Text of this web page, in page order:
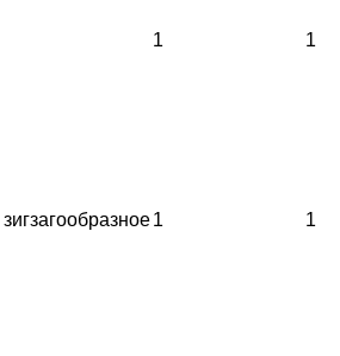
1 1
зигзагообразное1 1